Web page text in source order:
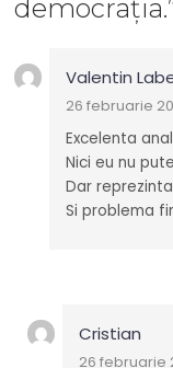
Valentin
26 februarie
Excelenta
Nici eu nu
Dar
Si problema
Cristian
26 februarie